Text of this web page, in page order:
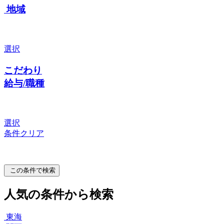
地域
選択
こだわり
給与/職種
選択
条件クリア
この条件で検索
人気の条件から検索
東海